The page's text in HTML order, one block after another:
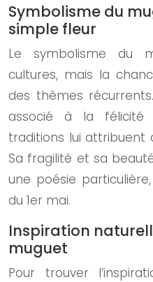
Symbolisme du
simple fleur
Le symbolisme du
cultures, mais la
des thèmes
associé à la félicité
traditions lui attribuent
Sa fragilité et sa
une poésie
du 1er mai.
Inspiration
muguet
Pour trouver